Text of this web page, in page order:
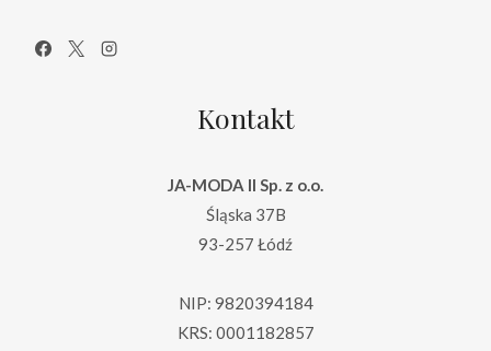
Kontakt
JA-MODA II Sp. z o.o.
Śląska 37B
93-257 Łódź
NIP: 9820394184
KRS: 0001182857